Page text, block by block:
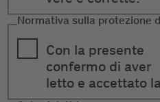
Normativa sulla protezione
Con la presente
confermo di aver
letto e accettato